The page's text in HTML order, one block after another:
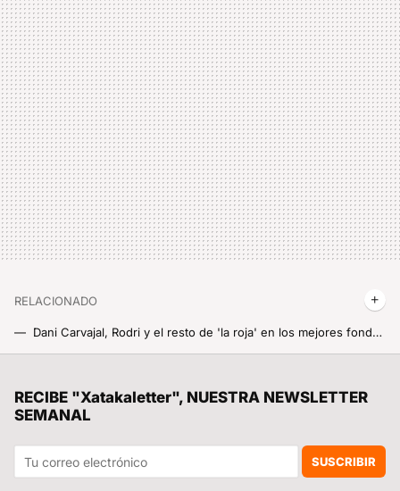
RELACIONADO
Dani Carvajal, Rodri y el resto de 'la roja' en los mejores fondos de pantalla de la Eurocopa 2024 para tu Xiaomi
Google Maps te da más que direcciones. Así se mira el tiempo y temperatura que hace exactamente en el sitio al que vas
RECIBE "Xatakaletter", NUESTRA NEWSLETTER
SEMANAL
SUSCRIBIR